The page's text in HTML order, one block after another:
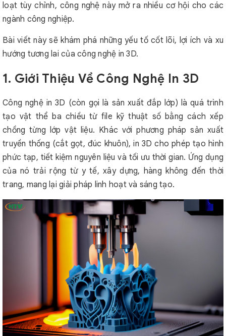
loạt tùy chỉnh, công nghệ này mở ra nhiều cơ hội cho các
ngành công nghiệp.
Bài viết này sẽ khám phá những yếu tố cốt lõi, lợi ích và xu
hướng tương lai của công nghệ in 3D.
1. Giới Thiệu Về Công Nghệ In 3D
Công nghệ in 3D (còn gọi là sản xuất đắp lớp) là quá trình
tạo vật thể ba chiều từ file kỹ thuật số bằng cách xếp
chồng từng lớp vật liệu. Khác với phương pháp sản xuất
truyền thống (cắt gọt, đúc khuôn), in 3D cho phép tạo hình
phức tạp, tiết kiệm nguyên liệu và tối ưu thời gian. Ứng dụng
của nó trải rộng từ y tế, xây dựng, hàng không đến thời
trang, mang lại giải pháp linh hoạt và sáng tạo.